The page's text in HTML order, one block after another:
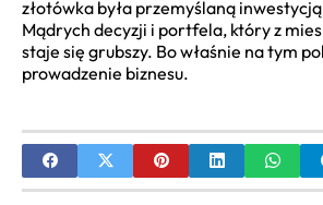
złotówka była przemyślaną
Mądrych decyzji i portfela, który z
staje się grubszy. Bo właśnie na tym
prowadzenie biznesu.